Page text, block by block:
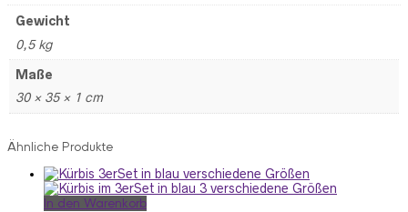
Gewicht
0,5 kg
Maße
30 × 35 × 1 cm
Ähnliche Produkte
In den Warenkorb